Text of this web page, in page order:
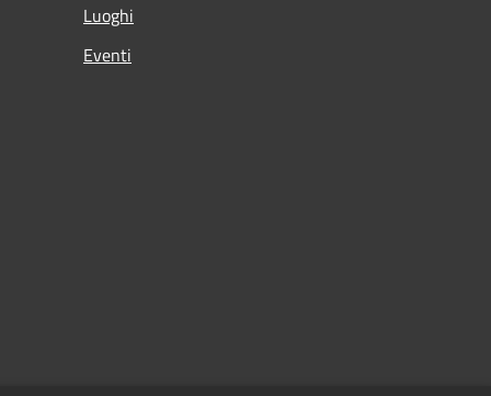
Luoghi
Eventi